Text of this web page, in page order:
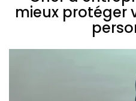
mieux protéger